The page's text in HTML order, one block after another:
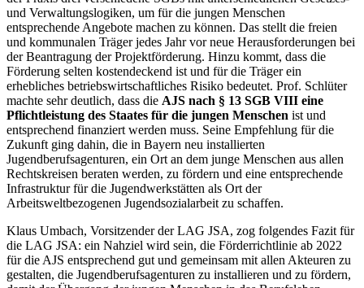
und Verwaltungslogiken, um für die jungen Menschen
entsprechende Angebote machen zu können. Das stellt die freien
und kommunalen Träger jedes Jahr vor neue Herausforderungen bei
der Beantragung der Projektförderung. Hinzu kommt, dass die
Förderung selten kostendeckend ist und für die Träger ein
erhebliches betriebswirtschaftliches Risiko bedeutet. Prof. Schlüter
machte sehr deutlich, dass die AJS nach § 13 SGB VIII eine
Pflichtleistung des Staates für die jungen Menschen ist und
entsprechend finanziert werden muss. Seine Empfehlung für die
Zukunft ging dahin, die in Bayern neu installierten
Jugendberufsagenturen, ein Ort an dem junge Menschen aus allen
Rechtskreisen beraten werden, zu fördern und eine entsprechende
Infrastruktur für die Jugendwerkstätten als Ort der
Arbeitsweltbezogenen Jugendsozialarbeit zu schaffen.
Klaus Umbach, Vorsitzender der LAG JSA, zog folgendes Fazit für
die LAG JSA: ein Nahziel wird sein, die Förderrichtlinie ab 2022
für die AJS entsprechend gut und gemeinsam mit allen Akteuren zu
gestalten, die Jugendberufsagenturen zu installieren und zu fördern,